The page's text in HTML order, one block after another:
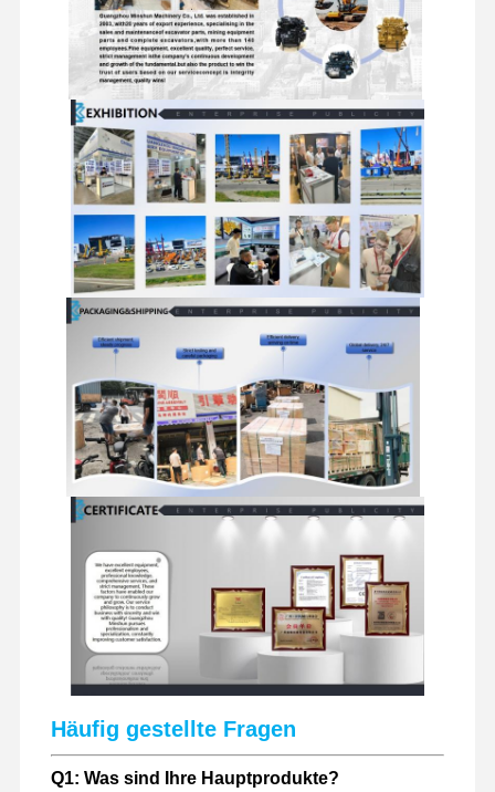
Häufig gestellte Fragen
Q1: Was sind Ihre Hauptprodukte?